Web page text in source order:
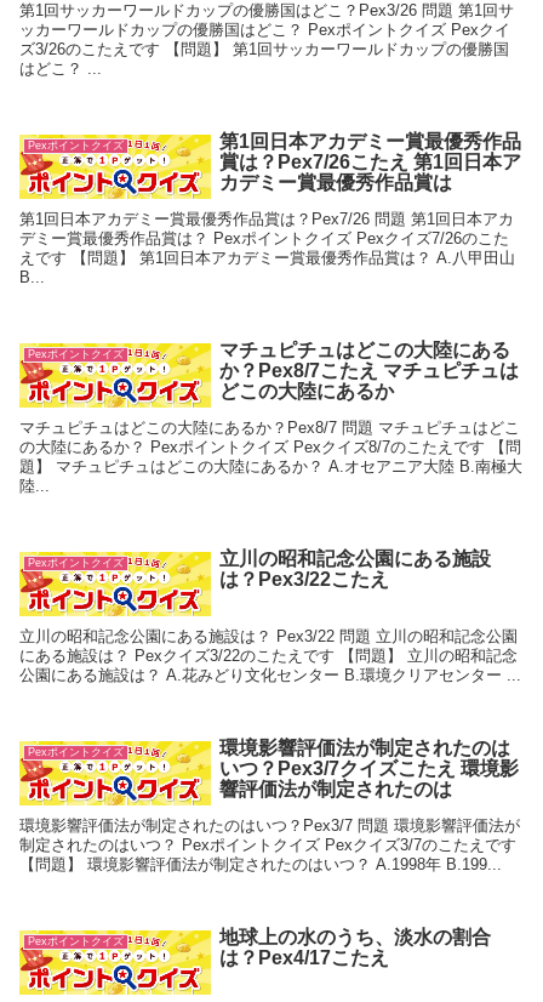
第1回サッカーワールドカップの優勝国はどこ？Pex3/26 問題 第1回サ
ッカーワールドカップの優勝国はどこ？ Pexポイントクイズ Pexクイ
ズ3/26のこたえです 【問題】 第1回サッカーワールドカップの優勝国
はどこ？ ...
Pexポイントクイズ
第1回日本アカデミー賞最優秀作品
賞は？Pex7/26こたえ 第1回日本ア
カデミー賞最優秀作品賞は
第1回日本アカデミー賞最優秀作品賞は？Pex7/26 問題 第1回日本アカ
デミー賞最優秀作品賞は？ Pexポイントクイズ Pexクイズ7/26のこた
えです 【問題】 第1回日本アカデミー賞最優秀作品賞は？ A.八甲田山
B...
Pexポイントクイズ
マチュピチュはどこの大陸にある
か？Pex8/7こたえ マチュピチュは
どこの大陸にあるか
マチュピチュはどこの大陸にあるか？Pex8/7 問題 マチュピチュはどこ
の大陸にあるか？ Pexポイントクイズ Pexクイズ8/7のこたえです 【問
題】 マチュピチュはどこの大陸にあるか？ A.オセアニア大陸 B.南極大
陸...
Pexポイントクイズ
立川の昭和記念公園にある施設
は？Pex3/22こたえ
立川の昭和記念公園にある施設は？ Pex3/22 問題 立川の昭和記念公園
にある施設は？ Pexクイズ3/22のこたえです 【問題】 立川の昭和記念
公園にある施設は？ A.花みどり文化センター B.環境クリアセンター ...
Pexポイントクイズ
環境影響評価法が制定されたのは
いつ？Pex3/7クイズこたえ 環境影
響評価法が制定されたのは
環境影響評価法が制定されたのはいつ？Pex3/7 問題 環境影響評価法が
制定されたのはいつ？ Pexポイントクイズ Pexクイズ3/7のこたえです
【問題】 環境影響評価法が制定されたのはいつ？ A.1998年 B.199...
Pexポイントクイズ
地球上の水のうち、淡水の割合
は？Pex4/17こたえ